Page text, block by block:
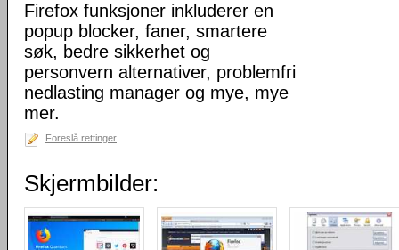
Firefox funksjoner inkluderer en
popup blocker, faner, smartere
søk, bedre sikkerhet og
personvern alternativer, problemfri
nedlasting manager og mye, mye
mer.
Foreslå rettinger
Skjermbilder: